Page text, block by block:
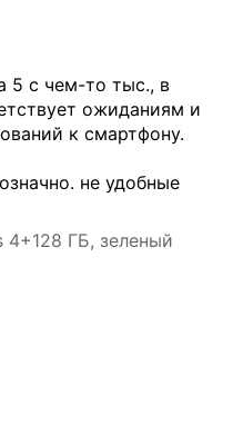
5 с чем-то тыс., в
ожиданиям и
к смартфону.
не удобные
ГБ, зеленый